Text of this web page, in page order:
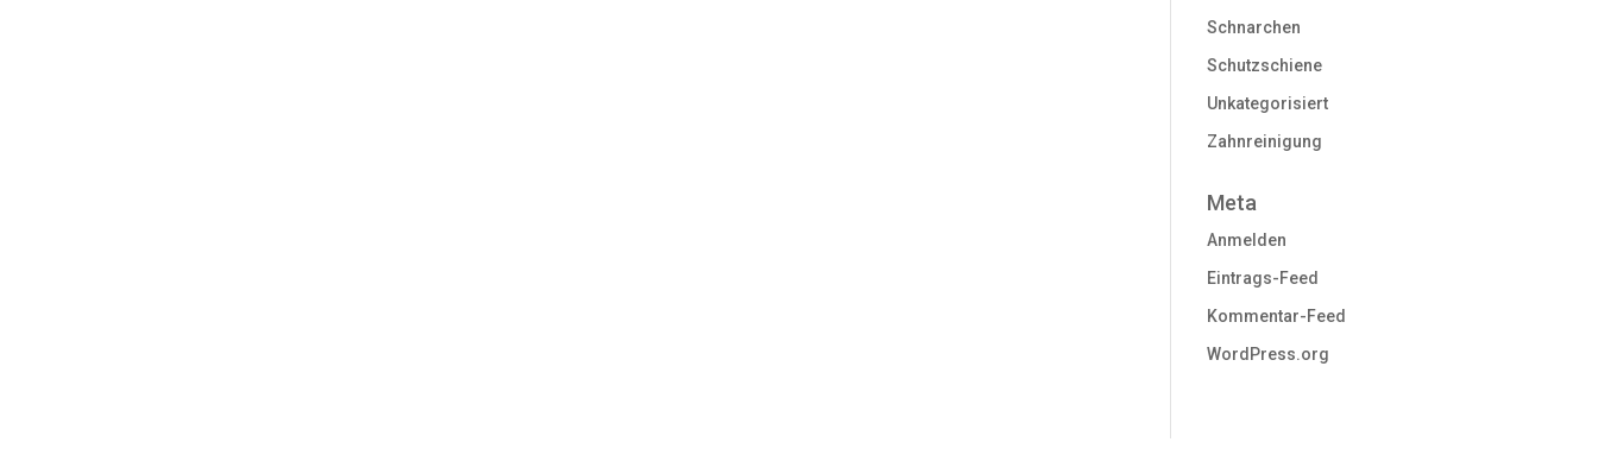
Schnarchen
Schutzschiene
Unkategorisiert
Zahnreinigung
Meta
Anmelden
Eintrags-Feed
Kommentar-Feed
WordPress.org